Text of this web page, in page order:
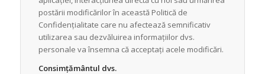
postării modificărilor în această Politică de
Confidențialitate care nu afectează semnificativ
utilizarea sau dezvăluirea informațiilor dvs.
personale va însemna că acceptați acele modificări.
Consimțământul dvs.